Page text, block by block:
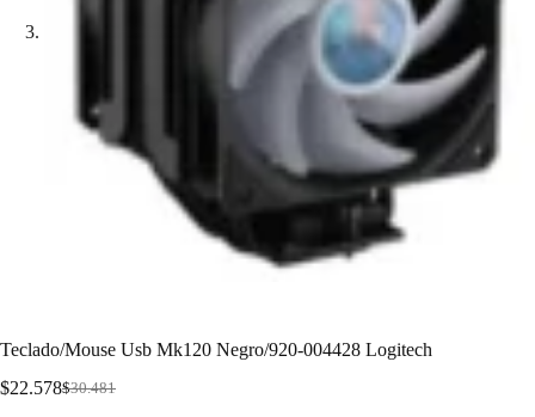
Teclado/Mouse Usb Mk120 Negro/920-004428 Logitech
$30.481
$22.578